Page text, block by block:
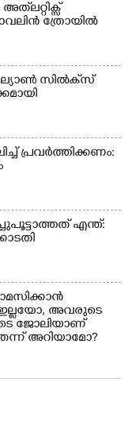
ത്രോയിൽ
സിൽക്‌സ്
പ്രവർത്തിക്കണം:
എന്ത്:
അവരുടെ
ജോലിയാണ്
അറിയാമോ?